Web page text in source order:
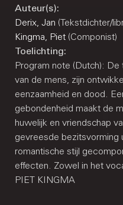
Auteur(s):
Derix, Jan (Tekstdichter/
Kingma, Piet(Componist)
Toelichting:
Program note (Dutch):
van de mens, zijn
eenzaamheid en dood.
gebondenheid maakt de
huwelijk en vriendschap
gevreesde bezitsvorming
romantische stijl
effecten. Zowel in het
PIET KINGMA